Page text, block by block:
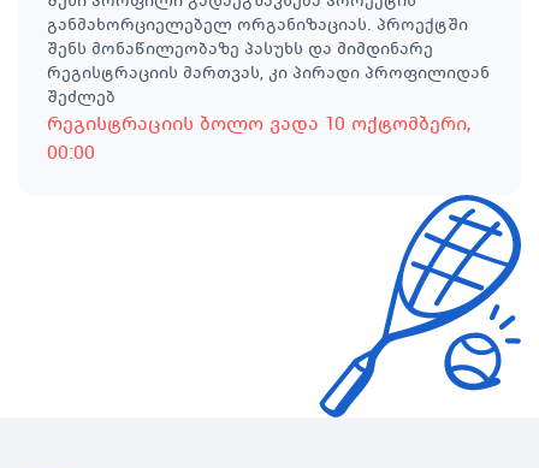
განმახორციელებელ ორგანიზაციას. პროექტში
შენს მონაწილეობაზე პასუხს და მიმდინარე
რეგისტრაციის მართვას, კი პირადი პროფილიდან
შეძლებ
რეგისტრაციის ბოლო ვადა 10 ოქტომბერი,
00:00